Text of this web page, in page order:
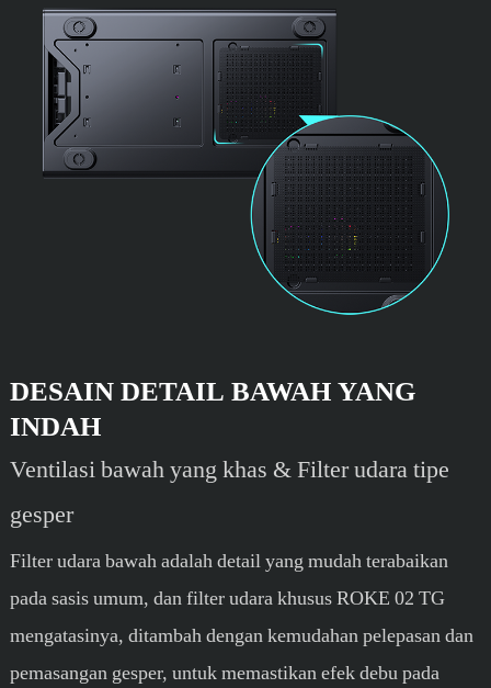
DESAIN DETAIL BAWAH YANG
INDAH
Ventilasi bawah yang khas & Filter udara tipe
gesper
Filter udara bawah adalah detail yang mudah terabaikan
pada sasis umum, dan filter udara khusus ROKE 02 TG
mengatasinya, ditambah dengan kemudahan pelepasan dan
pemasangan gesper, untuk memastikan efek debu pada